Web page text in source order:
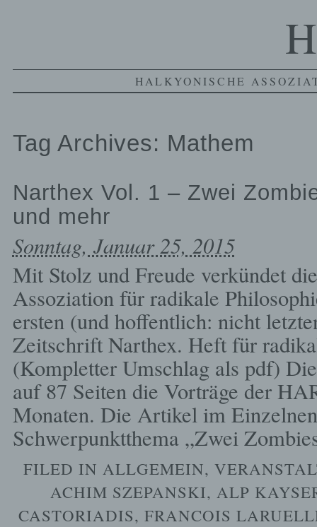
HALKYONISCHE
Tag Archives: Mathem
Narthex Vol. 1 – Zwei
und mehr
Sonntag, Januar 25, 2015
Mit Stolz und Freude verkündet
Assoziation für radikale
ersten (und hoffentlich: nicht
Zeitschrift Narthex. Heft für
(Kompletter Umschlag als pdf)
auf 87 Seiten die Vorträge der
Monaten. Die Artikel im
Schwerpunktthema „Zwei
FILED IN ALLGEMEIN,
ACHIM SZEPANSKI, ALP
CASTORIADIS, FRANCOIS